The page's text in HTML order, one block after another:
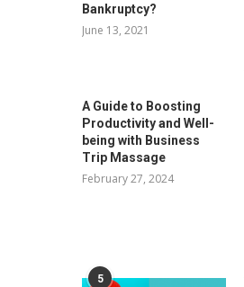
Bankruptcy?
June 13, 2021
A Guide to Boosting
Productivity and Well-
being with Business
Trip Massage
February 27, 2024
5